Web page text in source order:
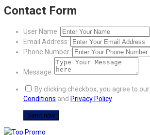
Contact Form
User Name:
Email Address:
Phone Number:
Message:
By clicking checkbox, you agree to our
Conditions and Privacy Policy